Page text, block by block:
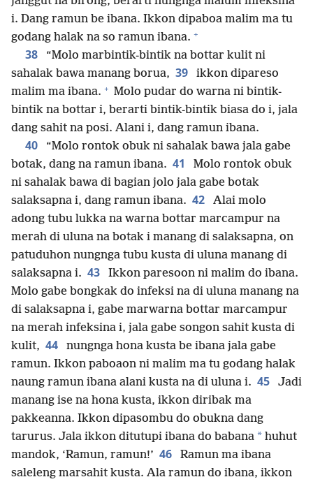
i. Dang ramun be ibana. Ikkon dipaboa malim ma tu
godang halak na so ramun ibana. +
38
“Molo marbintik-bintik na bottar kulit ni
sahalak bawa manang borua, 39
ikkon dipareso
malim ma ibana. + Molo pudar do warna ni bintik-
bintik na bottar i, berarti bintik-bintik biasa do i, jala
dang sahit na posi. Alani i, dang ramun ibana.
40
“Molo rontok obuk ni sahalak bawa jala gabe
botak, dang na ramun ibana. 41
Molo rontok obuk
ni sahalak bawa di bagian jolo jala gabe botak
salaksapna i, dang ramun ibana. 42
Alai molo
adong tubu lukka na warna bottar marcampur na
merah di uluna na botak i manang di salaksapna, on
patuduhon nungnga tubu kusta di uluna manang di
salaksapna i. 43
Ikkon paresoon ni malim do ibana.
Molo gabe bongkak do infeksi na di uluna manang na
di salaksapna i, gabe marwarna bottar marcampur
na merah infeksina i, jala gabe songon sahit kusta di
kulit, 44
nungnga hona kusta be ibana jala gabe
ramun. Ikkon paboaon ni malim ma tu godang halak
naung ramun ibana alani kusta na di uluna i. 45
Jadi
manang ise na hona kusta, ikkon diribak ma
pakkeanna. Ikkon dipasombu do obukna dang
tarurus. Jala ikkon ditutupi ibana do babana * huhut
mandok, ‘Ramun, ramun!’ 46
Ramun ma ibana
saleleng marsahit kusta. Ala ramun do ibana, ikkon